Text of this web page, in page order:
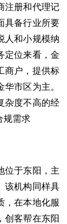
注册和代理记
具备行业所要
人和小规模纳
定位来看，金
商户，提供标
市区为主。
杂度不高的经
规需求
位于东阳，主
该机构同样具
，在本地化服
创客帮在东阳